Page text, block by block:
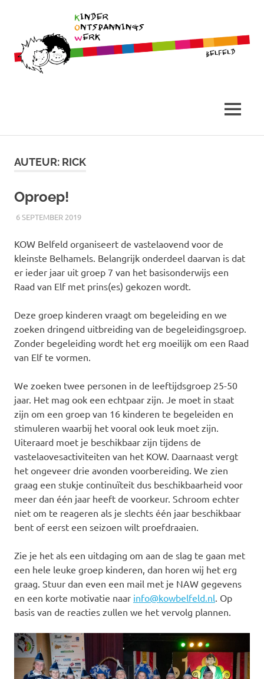
naar
Werk
MENU
AUTEUR: RICK
Oproep!
6 SEPTEMBER 2019RICK
NIEUWS
KOW Belfeld organiseert de vastelaovend voor de
kleinste Belhamels. Belangrijk onderdeel daarvan is dat
er ieder jaar uit groep 7 van het basisonderwijs een
Raad van Elf met prins(es) gekozen wordt.
Deze groep kinderen vraagt om begeleiding en we
zoeken dringend uitbreiding van de begeleidingsgroep.
Zonder begeleiding wordt het erg moeilijk om een Raad
van Elf te vormen.
We zoeken twee personen in de leeftijdsgroep 25-50
jaar. Het mag ook een echtpaar zijn. Je moet in staat
zijn om een groep van 16 kinderen te begeleiden en
stimuleren waarbij het vooral ook leuk moet zijn.
Uiteraard moet je beschikbaar zijn tijdens de
vastelaovesactiviteiten van het KOW. Daarnaast vergt
het ongeveer drie avonden voorbereiding. We zien
graag een stukje continuïteit dus beschikbaarheid voor
meer dan één jaar heeft de voorkeur. Schroom echter
niet om te reageren als je slechts één jaar beschikbaar
bent of eerst een seizoen wilt proefdraaien.
Zie je het als een uitdaging om aan de slag te gaan met
een hele leuke groep kinderen, dan horen wij het erg
graag. Stuur dan even een mail met je NAW gegevens
en een korte motivatie naar info@kowbelfeld.nl. Op
basis van de reacties zullen we het vervolg plannen.